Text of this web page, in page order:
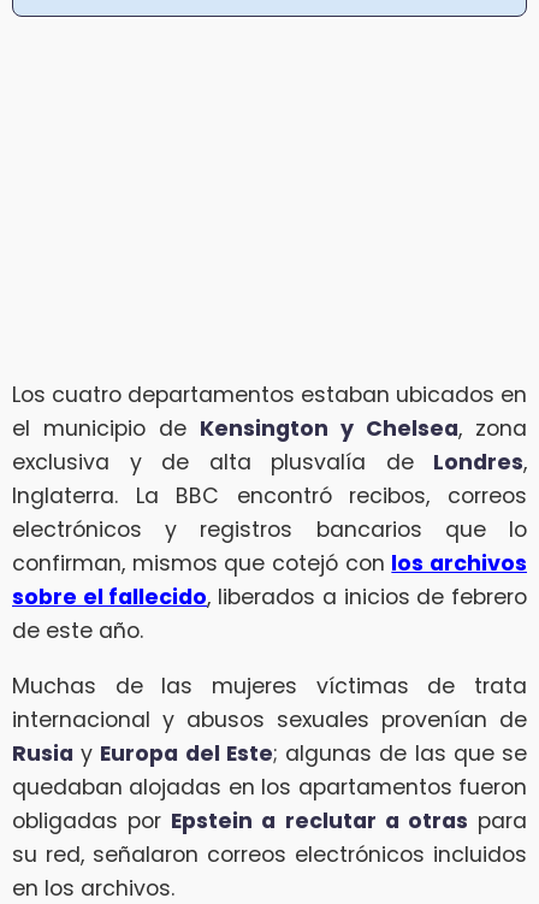
Los cuatro departamentos estaban ubicados en
el municipio de Kensington y Chelsea, zona
exclusiva y de alta plusvalía de Londres,
Inglaterra. La BBC encontró recibos, correos
electrónicos y registros bancarios que lo
confirman, mismos que cotejó con los archivos
sobre el fallecido, liberados a inicios de febrero
de este año.
Muchas de las mujeres víctimas de trata
internacional y abusos sexuales provenían de
Rusia y Europa del Este; algunas de las que se
quedaban alojadas en los apartamentos fueron
obligadas por Epstein a reclutar a otras para
su red, señalaron correos electrónicos incluidos
en los archivos.